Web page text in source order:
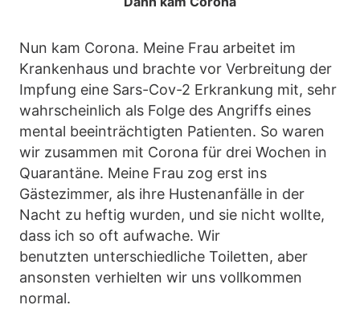
Nun kam Corona. Meine Frau arbeitet im
Krankenhaus und brachte vor Verbreitung der
Impfung eine Sars-Cov-2 Erkrankung mit, sehr
wahrscheinlich als Folge des Angriffs eines
mental beeinträchtigten Patienten. So waren
wir zusammen mit Corona für drei Wochen in
Quarantäne. Meine Frau zog erst ins
Gästezimmer, als ihre Hustenanfälle in der
Nacht zu heftig wurden, und sie nicht wollte,
dass ich so oft aufwache. Wir
benutzten unterschiedliche Toiletten, aber
ansonsten verhielten wir uns vollkommen
normal.